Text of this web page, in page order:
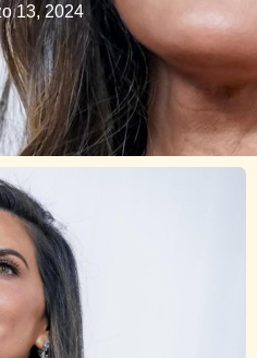
13, 2024